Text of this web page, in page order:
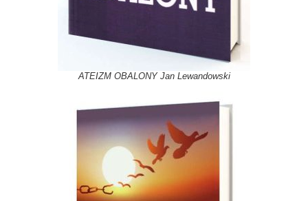
ATEIZM OBALONY Jan Lewandowski